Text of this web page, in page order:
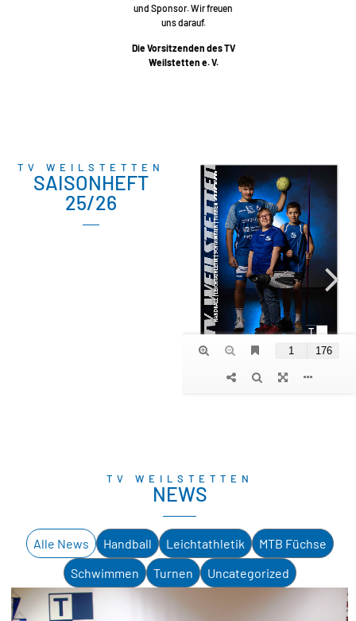
und Sponsor. Wir freuen
uns darauf.
Die Vorsitzenden des TV
Weilstetten e. V.
TV WEILSTETTEN
SAISONHEFT
25/26
TV WEILSTETTEN
NEWS
Handball Leichtathletik
MTB Füchse
Schwimmen
Turnen Uncategorized
Alle News